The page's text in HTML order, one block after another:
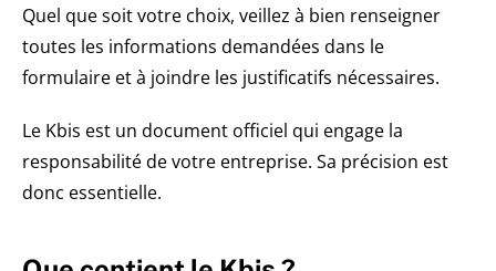
Quel que soit votre choix, veillez à bien renseigner
toutes les informations demandées dans le
formulaire et à joindre les justificatifs nécessaires.
Le Kbis est un document officiel qui engage la
responsabilité de votre entreprise. Sa précision est
donc essentielle.